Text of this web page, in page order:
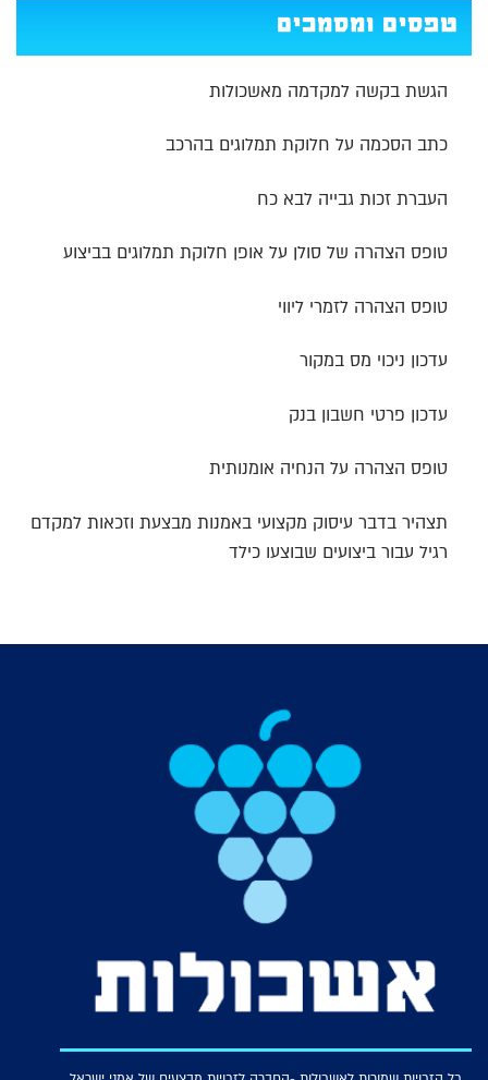
טפסים ומסמכים
הגשת בקשה למקדמה מאשכולות
כתב הסכמה על חלוקת תמלוגים בהרכב
העברת זכות גבייה לבא כח
טופס הצהרה של סולן על אופן חלוקת תמלוגים בביצוע
טופס הצהרה לזמרי ליווי
עדכון ניכוי מס במקור
עדכון פרטי חשבון בנק
טופס הצהרה על הנחיה אומנותית
תצהיר בדבר עיסוק מקצועי באמנות מבצעת וזכאות למקדם
רגיל עבור ביצועים שבוצעו כילד